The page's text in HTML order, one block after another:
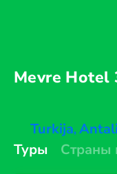
Mevre Hotel
Turkija,
Туры Страны